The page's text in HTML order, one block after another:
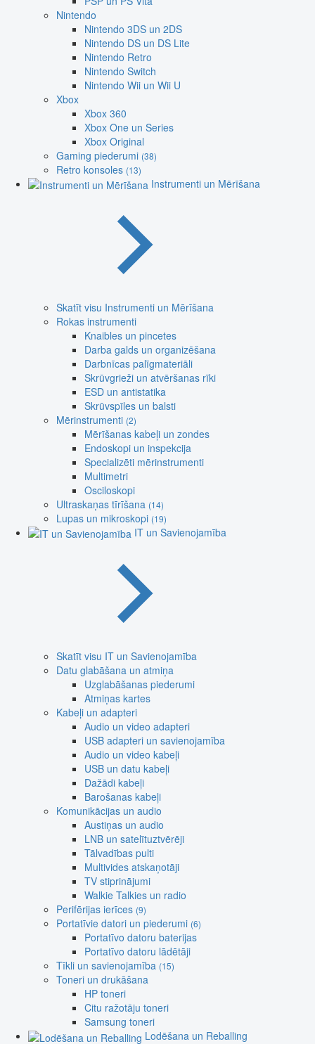
Nintendo
Nintendo 3DS un 2DS
Nintendo DS un DS Lite
Nintendo Retro
Nintendo Switch
Nintendo Wii un Wii U
Xbox
Xbox 360
Xbox One un Series
Xbox Original
Gaming piederumi (38)
Retro konsoles (13)
Instrumenti un Mērīšana
Skatīt visu Instrumenti un Mērīšana
Rokas instrumenti
Knaibles un pincetes
Darba galds un organizēšana
Darbnīcas palīgmateriāli
Skrūvgrieži un atvēršanas rīki
ESD un antistatika
Skrūvspīles un balsti
Mērinstrumenti (2)
Mērīšanas kabeļi un zondes
Endoskopi un inspekcija
Specializēti mērinstrumenti
Multimetri
Osciloskopi
Ultraskaņas tīrīšana (14)
Lupas un mikroskopi (19)
IT un Savienojamība
Skatīt visu IT un Savienojamība
Datu glabāšana un atmiņa
Uzglabāšanas piederumi
Atmiņas kartes
Kabeļi un adapteri
Audio un video adapteri
USB adapteri un savienojamība
Audio un video kabeļi
USB un datu kabeļi
Dažādi kabeļi
Barošanas kabeļi
Komunikācijas un audio
Austiņas un audio
LNB un satelītuztvērēji
Tālvadības pulti
Multivides atskaņotāji
TV stiprinājumi
Walkie Talkies un radio
Perifērijas ierīces (9)
Portatīvie datori un piederumi (6)
Portatīvo datoru baterijas
Portatīvo datoru lādētāji
Tīkli un savienojamība (15)
Toneri un drukāšana
HP toneri
Citu ražotāju toneri
Samsung toneri
Lodēšana un Reballing